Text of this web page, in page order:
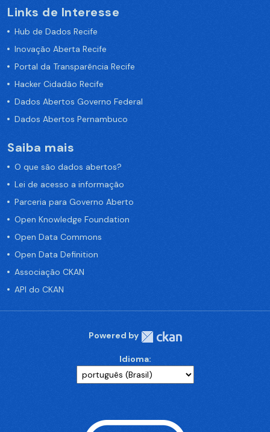
Links de Interesse
Hub de Dados Recife
Inovação Aberta Recife
Portal da Transparência Recife
Hacker Cidadão Recife
Dados Abertos Governo Federal
Dados Abertos Pernambuco
Saiba mais
O que são dados abertos?
Lei de acesso a informação
Parceria para Governo Aberto
Open Knowledge Foundation
Open Data Commons
Open Data Definition
Associação CKAN
API do CKAN
Powered by
Idioma